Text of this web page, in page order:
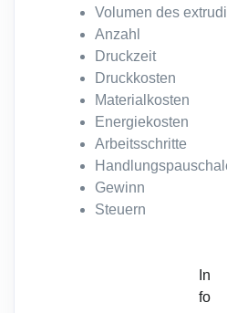
Volumen des
Anzahl
Druckzeit
Druckkosten
Materialkosten
Energiekosten
Arbeitsschritte
Gewinn
Steuern
In
fo